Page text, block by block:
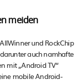
meiden
und RockChip
auch namhafte
mit „Android TV“
mobile Android-